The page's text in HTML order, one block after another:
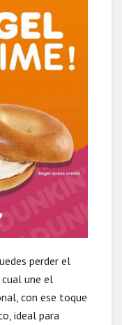
perder el
une el
con ese toque
ideal para